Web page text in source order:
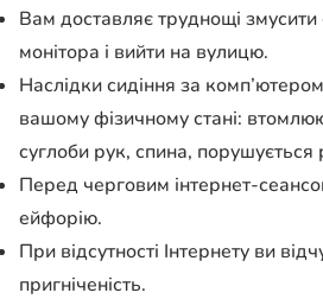
Вам доставляє труднощі змусити
монітора і вийти на вулицю.
Наслідки сидіння за
вашому фізичному стані:
суглоби рук, спина,
Перед черговим інтернет-
ейфорію.
При відсутності Інтернету ви
пригніченість.